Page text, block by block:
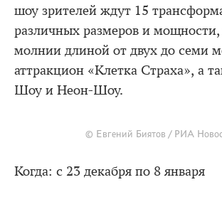
шоу зрителей ждут 15
различных размеров и
молнии длиной от двух до семи
аттракцион «Клетка Страха», а
Шоу и Неон-Шоу.
© Евгений Биятов / РИА
Когда: с 23 декабря по 8 января